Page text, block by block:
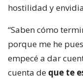
hostilidad y
“Saben cómo
porque me he
empecé a dar
cuenta de que te